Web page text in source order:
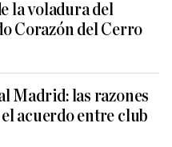
la voladura del
Corazón del Cerro
Madrid: las razones
acuerdo entre club